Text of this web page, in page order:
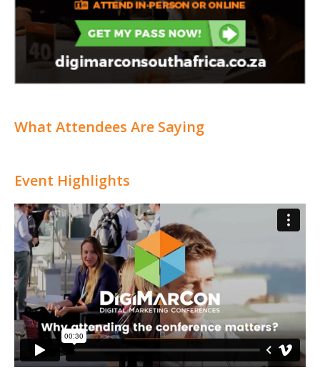
What Attendees Are Saying
Event Highlights